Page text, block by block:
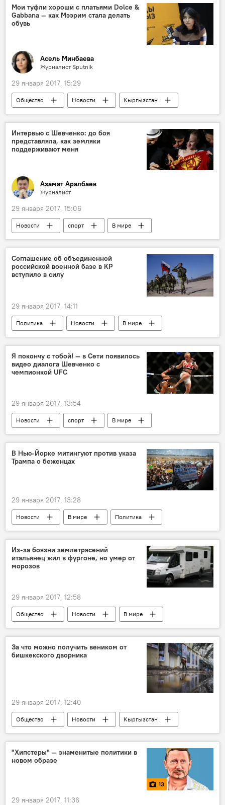
спорт
Мои туфли хороши с платьями Dolce &
Gabbana — как Мээрим стала делать
обувь
Асель Минбаева
Журналист Sputnik
29 января 2017, 15:29
Общество Новости
Кыргызстан
экономика
Мээрим Таабалдиева
производство
бренд
Интервью с Шевченко: до боя
представляла, как земляки
поддерживают меня
Азамат Аралбаев
Журналист
29 января 2017, 15:06
Новости спорт
В мире
Кыргызстан
США
Валентина Шевченко
бой
Соглашение об объединенной
российской военной базе в КР
вступило в силу
29 января 2017, 14:11
Политика Новости
В мире
Россия
Авиабаза ОДКБ "Кант"
Кыргызстан
Я покончу с тобой! — в Сети появилось
видео диалога Шевченко с
чемпионкой UFC
29 января 2017, 13:54
Новости спорт
В мире
Валентина Шевченко
бой
В Нью-Йорке митингуют против указа
Трампа о беженцах
29 января 2017, 13:28
Новости В мире
Политика
Дональд Трамп
Хиллари Клинтон
мигранты
митинг
Из-за боязни землетрясений
итальянец жил в фургоне, но умер от
морозов
29 января 2017, 12:58
Общество Новости
В мире
Происшествия
Италия
мороз
инфаркт
землетрясение
За что можно получить веником от
бишкекского дворника
29 января 2017, 12:40
Общество Новости
Кыргызстан
работа
мусор
уборка
дворники
Что выводит кыргызстанцев из себя
"Хипстеры" — знаменитые политики в
новом образе
13
29 января 2017, 11:36